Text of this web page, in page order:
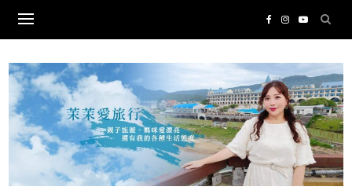
content